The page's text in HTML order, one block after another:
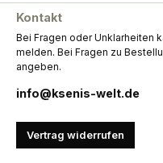
Kontakt
Bei Fragen oder Unklarheiten
melden. Bei Fragen zu
angeben.
info@ksenis-welt.de
Vertrag widerrufen